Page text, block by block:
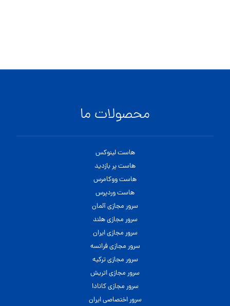
محصولات ما
هاست لینوکس
هاست پر بازدید
هاست ووکامرس
هاست وردپرس
سرور مجازی آلمان
سرور مجازی هلند
سرور مجازی ایران
سرور مجازی فرانسه
سرور مجازی ترکیه
سرور مجازی اتریش
سرور مجازی کانادا
سرور اختصاصی ایران